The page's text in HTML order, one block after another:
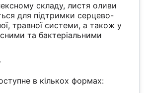
складу, листя оливи
для підтримки серцево-
травної системи, а також у
та бактеріальними
в кількох формах: